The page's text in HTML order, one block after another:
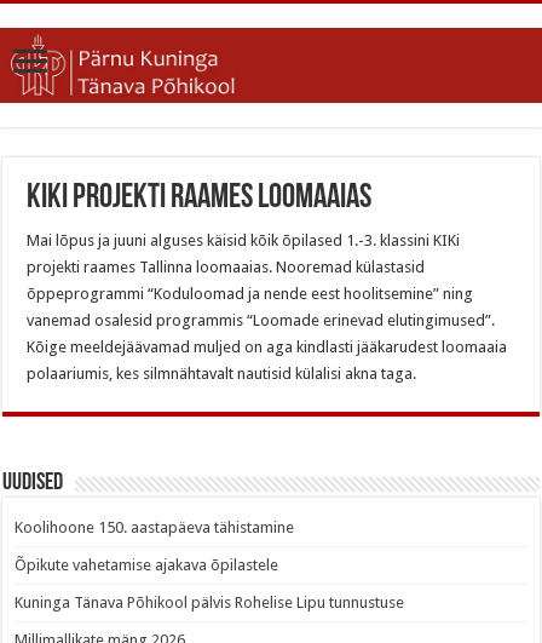
KIKi projekti raames loomaaias
Mai lõpus ja juuni alguses käisid kõik õpilased 1.-3. klassini KIKi
projekti raames Tallinna loomaaias. Nooremad külastasid
õppeprogrammi “Koduloomad ja nende eest hoolitsemine” ning
vanemad osalesid programmis “Loomade erinevad elutingimused”.
Kõige meeldejäävamad muljed on aga kindlasti jääkarudest loomaaia
polaariumis, kes silmnähtavalt nautisid külalisi akna taga.
Uudised
Koolihoone 150. aastapäeva tähistamine
Õpikute vahetamise ajakava õpilastele
Kuninga Tänava Põhikool pälvis Rohelise Lipu tunnustuse